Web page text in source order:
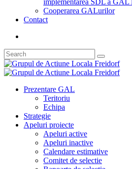
implementarea SDL a GAL
Cooperarea GALurilor
Contact
Prezentare GAL
Teritoriu
Echipa
Strategie
Apeluri proiecte
Apeluri active
Apeluri inactive
Calendare estimative
Comitet de selectie